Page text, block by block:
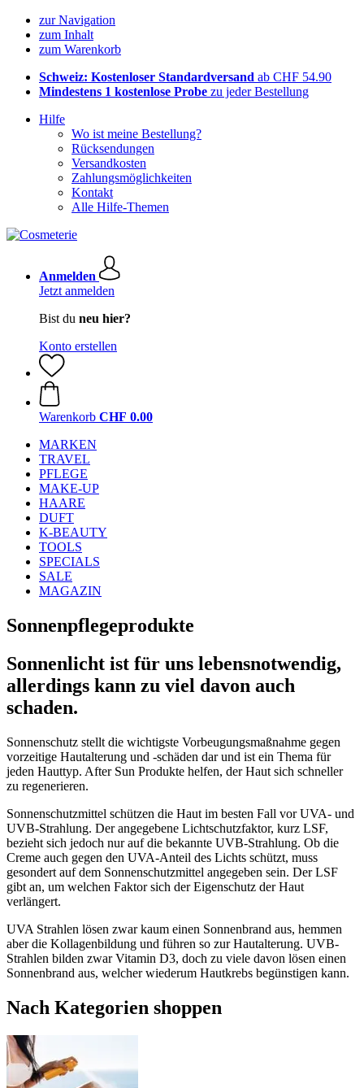
zur Navigation
zum Inhalt
zum Warenkorb
Schweiz: Kostenloser Standardversand ab CHF 54.90
Mindestens 1 kostenlose Probe zu jeder Bestellung
Hilfe
Wo ist meine Bestellung?
Rücksendungen
Versandkosten
Zahlungsmöglichkeiten
Kontakt
Alle Hilfe-Themen
Anmelden
Jetzt anmelden
Bist du neu hier?
Konto erstellen
Warenkorb CHF 0.00
MARKEN
TRAVEL
PFLEGE
MAKE-UP
HAARE
DUFT
K-BEAUTY
TOOLS
SPECIALS
SALE
MAGAZIN
Sonnenpflegeprodukte
Sonnenlicht ist für uns lebensnotwendig,
allerdings kann zu viel davon auch
schaden.
Sonnenschutz stellt die wichtigste Vorbeugungsmaßnahme gegen
vorzeitige Hautalterung und -schäden dar und ist ein Thema für
jeden Hauttyp. After Sun Produkte helfen, der Haut sich schneller
zu regenerieren.
Sonnenschutzmittel schützen die Haut im besten Fall vor UVA- und
UVB-Strahlung. Der angegebene Lichtschutzfaktor, kurz LSF,
bezieht sich jedoch nur auf die bekannte UVB-Strahlung. Ob die
Creme auch gegen den UVA-Anteil des Lichts schützt, muss
gesondert auf dem Sonnenschutzmittel angegeben sein. Der LSF
gibt an, um welchen Faktor sich der Eigenschutz der Haut
verlängert.
UVA Strahlen lösen zwar kaum einen Sonnenbrand aus, hemmen
aber die Kollagenbildung und führen so zur Hautalterung. UVB-
Strahlen bilden zwar Vitamin D3, doch zu viele davon lösen einen
Sonnenbrand aus, welcher wiederum Hautkrebs begünstigen kann.
Nach Kategorien shoppen